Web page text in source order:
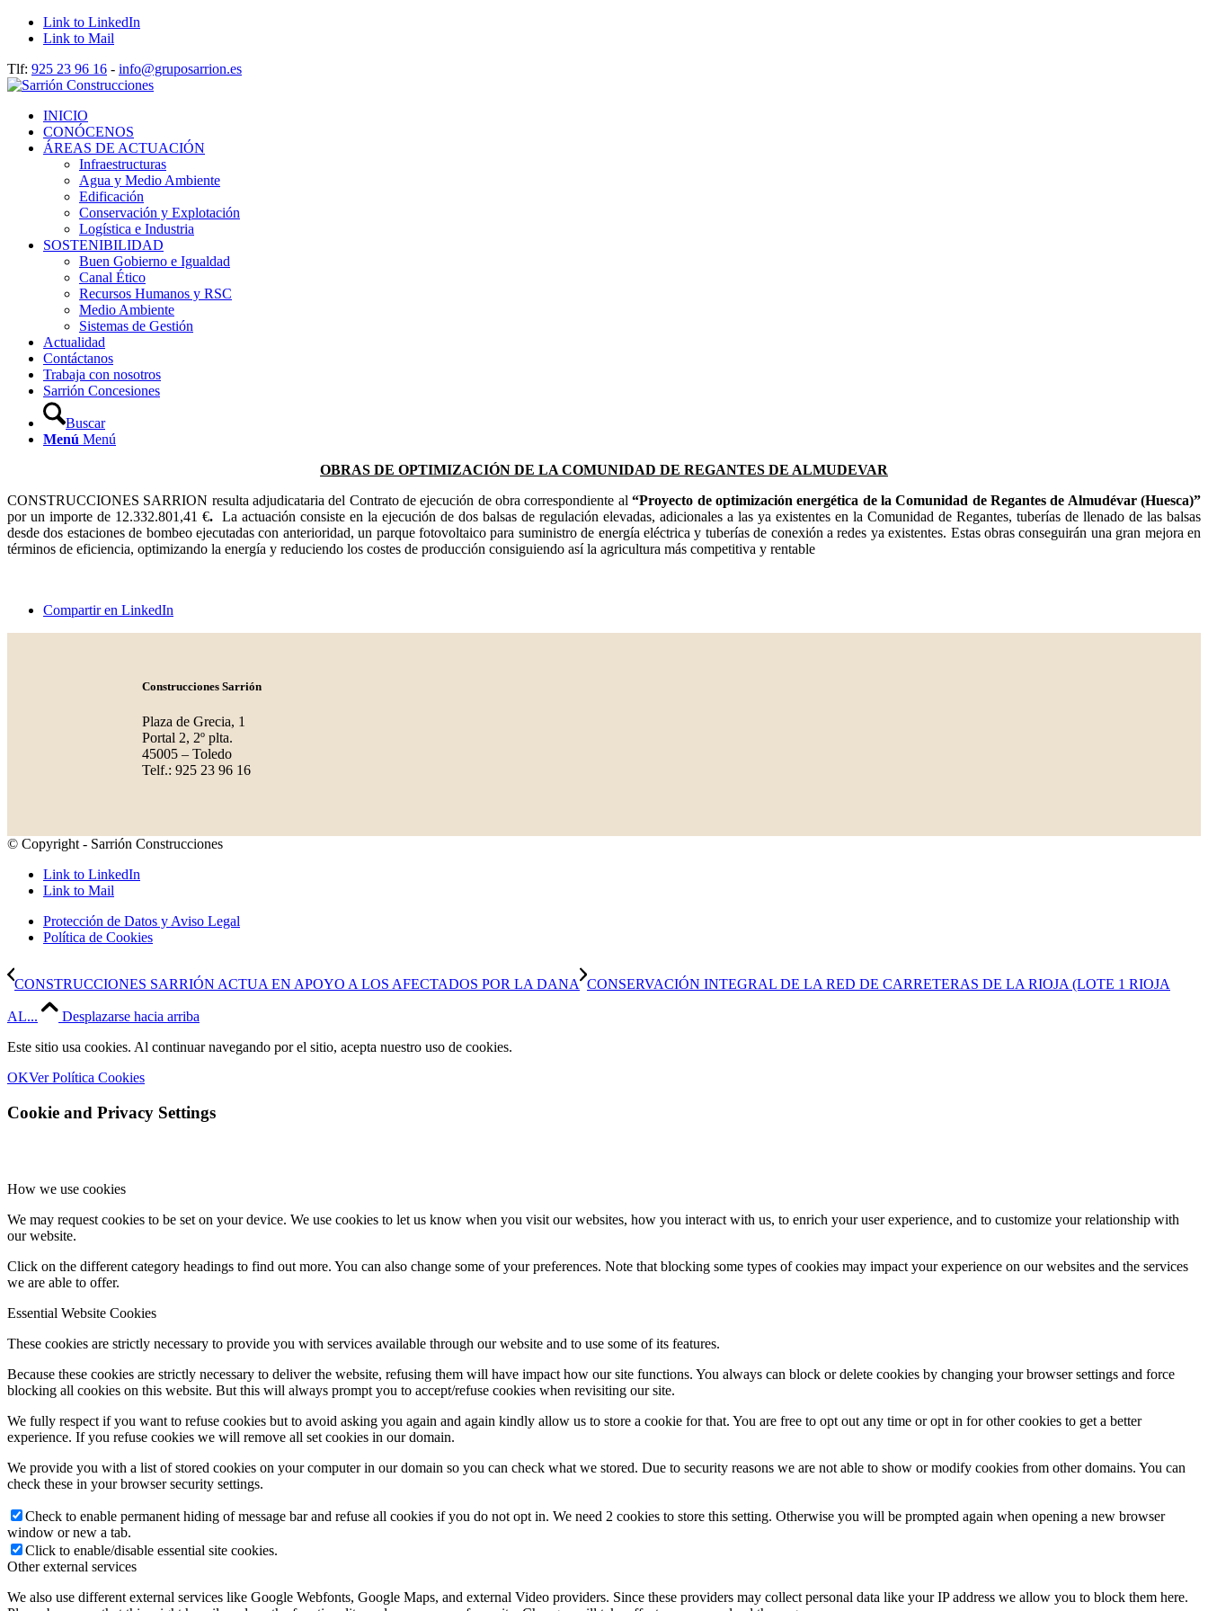
Link to LinkedIn
Link to Mail
Tlf: 925 23 96 16 - info@gruposarrion.es
INICIO
CONÓCENOS
ÁREAS DE ACTUACIÓN
Infraestructuras
Agua y Medio Ambiente
Edificación
Conservación y Explotación
Logística e Industria
SOSTENIBILIDAD
Buen Gobierno e Igualdad
Canal Ético
Recursos Humanos y RSC
Medio Ambiente
Sistemas de Gestión
Actualidad
Contáctanos
Trabaja con nosotros
Sarrión Concesiones
Buscar
Menú Menú
OBRAS DE OPTIMIZACIÓN DE LA COMUNIDAD DE REGANTES DE ALMUDEVAR
CONSTRUCCIONES SARRION resulta adjudicataria del Contrato de ejecución de obra correspondiente al“Proyecto de optimización energética de la Comunidad de Regantes de Almudévar (Huesca)”
por un importe de 12.332.801,41 €. La actuación consiste en la ejecución de dos balsas de regulación elevadas, adicionales a las ya existentes en la Comunidad de Regantes, tuberías de llenado de las balsas
desde dos estaciones de bombeo ejecutadas con anterioridad, un parque fotovoltaico para suministro de energía eléctrica y tuberías de conexión a redes ya existentes. Estas obras conseguirán una gran mejora en
términos de eficiencia, optimizando la energía y reduciendo los costes de producción consiguiendo así la agricultura más competitiva y rentable
Compartir en LinkedIn
Construcciones Sarrión
Plaza de Grecia, 1
Portal 2, 2º plta.
45005 – Toledo
Telf.: 925 23 96 16
© Copyright - Sarrión Construcciones
Link to LinkedIn
Link to Mail
Protección de Datos y Aviso Legal
Política de Cookies
CONSTRUCCIONES SARRIÓN ACTUA EN APOYO A LOS AFECTADOS POR LA DANA CONSERVACIÓN INTEGRAL DE LA RED DE CARRETERAS DE LA RIOJA (LOTE 1 RIOJA
AL...
Desplazarse hacia arriba
Este sitio usa cookies. Al continuar navegando por el sitio, acepta nuestro uso de cookies.
OKVer Política Cookies
Cookie and Privacy Settings
How we use cookies
We may request cookies to be set on your device. We use cookies to let us know when you visit our websites, how you interact with us, to enrich your user experience, and to customize your relationship with
our website.
Click on the different category headings to find out more. You can also change some of your preferences. Note that blocking some types of cookies may impact your experience on our websites and the services
we are able to offer.
Essential Website Cookies
These cookies are strictly necessary to provide you with services available through our website and to use some of its features.
Because these cookies are strictly necessary to deliver the website, refusing them will have impact how our site functions. You always can block or delete cookies by changing your browser settings and force
blocking all cookies on this website. But this will always prompt you to accept/refuse cookies when revisiting our site.
We fully respect if you want to refuse cookies but to avoid asking you again and again kindly allow us to store a cookie for that. You are free to opt out any time or opt in for other cookies to get a better
experience. If you refuse cookies we will remove all set cookies in our domain.
We provide you with a list of stored cookies on your computer in our domain so you can check what we stored. Due to security reasons we are not able to show or modify cookies from other domains. You can
check these in your browser security settings.
Check to enable permanent hiding of message bar and refuse all cookies if you do not opt in. We need 2 cookies to store this setting. Otherwise you will be prompted again when opening a new browser
window or new a tab.
Click to enable/disable essential site cookies.
Other external services
We also use different external services like Google Webfonts, Google Maps, and external Video providers. Since these providers may collect personal data like your IP address we allow you to block them here.